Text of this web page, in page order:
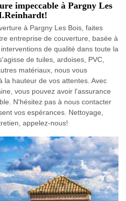
impeccable à Pargny Les
à Pargny Les Bois, faites
entreprise de couverture, basée à
de qualité dans toute la
de tuiles, ardoises, PVC,
matériaux, nous vous
la hauteur de vos attentes. Avec
vous pouvez avoir l'assurance
N'hésitez pas à nous contacter
vos espérances. Nettoyage,
appelez-nous!